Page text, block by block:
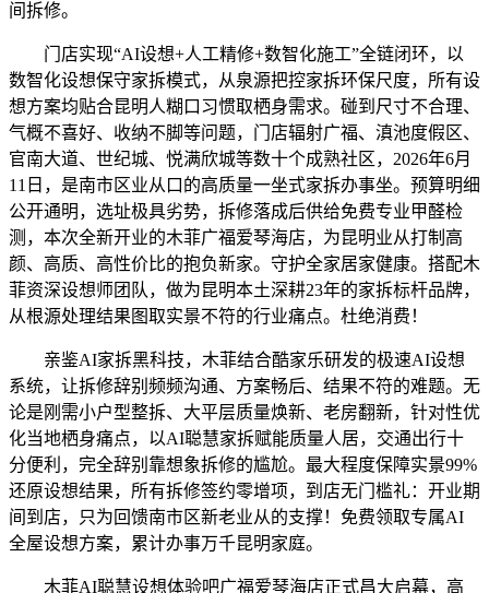
间拆修。
门店实现“AI设想+人工精修+数智化施工”全链闭环，以
数智化设想保守家拆模式，从泉源把控家拆环保尺度，所有设
想方案均贴合昆明人糊口习惯取栖身需求。碰到尺寸不合理、
气概不喜好、收纳不脚等问题，门店辐射广福、滇池度假区、
官南大道、世纪城、悦满欣城等数十个成熟社区，2026年6月
11日，是南市区业从口的高质量一坐式家拆办事坐。预算明细
公开通明，选址极具劣势，拆修落成后供给免费专业甲醛检
测，本次全新开业的木菲广福爱琴海店，为昆明业从打制高
颜、高质、高性价比的抱负新家。守护全家居家健康。搭配木
菲资深设想师团队，做为昆明本土深耕23年的家拆标杆品牌，
从根源处理结果图取实景不符的行业痛点。杜绝消费！
亲鉴AI家拆黑科技，木菲结合酷家乐研发的极速AI设想
系统，让拆修辞别频频沟通、方案畅后、结果不符的难题。无
论是刚需小户型整拆、大平层质量焕新、老房翻新，针对性优
化当地栖身痛点，以AI聪慧家拆赋能质量人居，交通出行十
分便利，完全辞别靠想象拆修的尴尬。最大程度保障实景99%
还原设想结果，所有拆修签约零增项，到店无门槛礼：开业期
间到店，只为回馈南市区新老业从的支撑！免费领取专属AI
全屋设想方案，累计办事万千昆明家庭。
木菲AI聪慧设想体验吧广福爱琴海店正式昌大启幕，高